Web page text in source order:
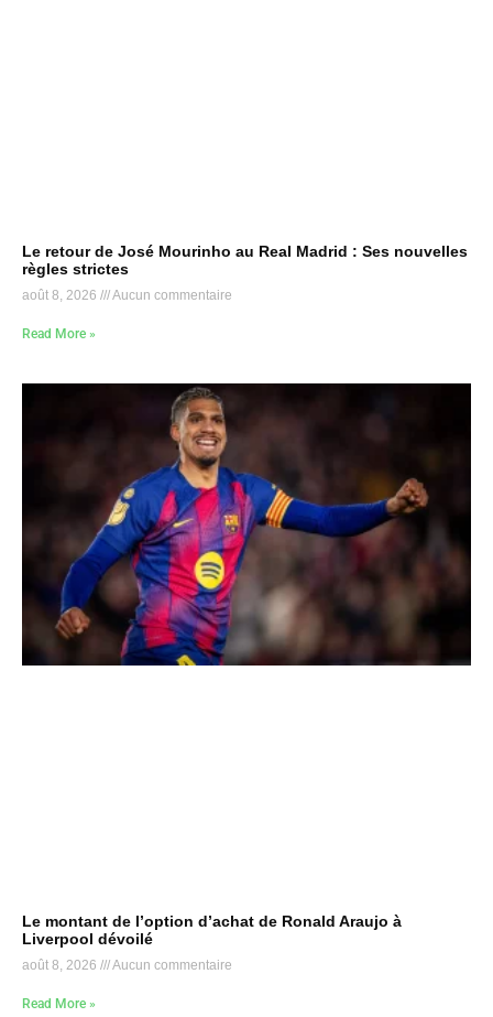
Le retour de José Mourinho au Real Madrid : Ses nouvelles
règles strictes
août 8, 2026 Aucun commentaire
Read More »
Le montant de l’option d’achat de Ronald Araujo à
Liverpool dévoilé
août 8, 2026 Aucun commentaire
Read More »